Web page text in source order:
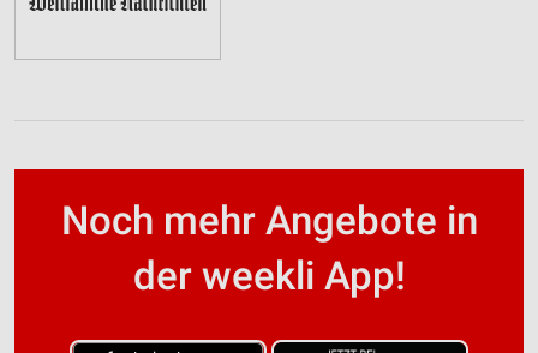
Noch mehr Angebote in
der weekli App!